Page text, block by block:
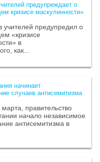
предупреждает о
кризисе маскулинности»
предупредил о
«кризисе
в
как...
начинает
случаев антисемитизма
правительство
начало независимое
антисемитизма в